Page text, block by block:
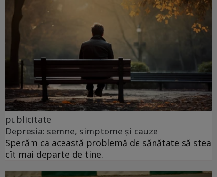
publicitate
Depresia: semne, simptome și cauze
Sperăm ca această problemă de sănătate să stea
cît mai departe de tine.